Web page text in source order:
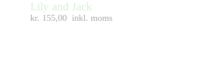
Lily and Jack
kr. 155,00 inkl. moms